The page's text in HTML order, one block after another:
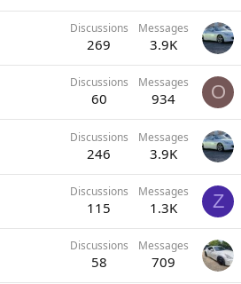
Discussions
269
Messages
3.9K
Discussions
60
Messages
934 O
Discussions
246
Messages
3.9K
Discussions
115
Messages
1.3K Z
Discussions
58
Messages
709